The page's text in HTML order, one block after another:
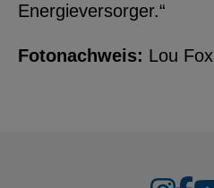
Energieversorger.“
Fotonachweis: Lou Fox